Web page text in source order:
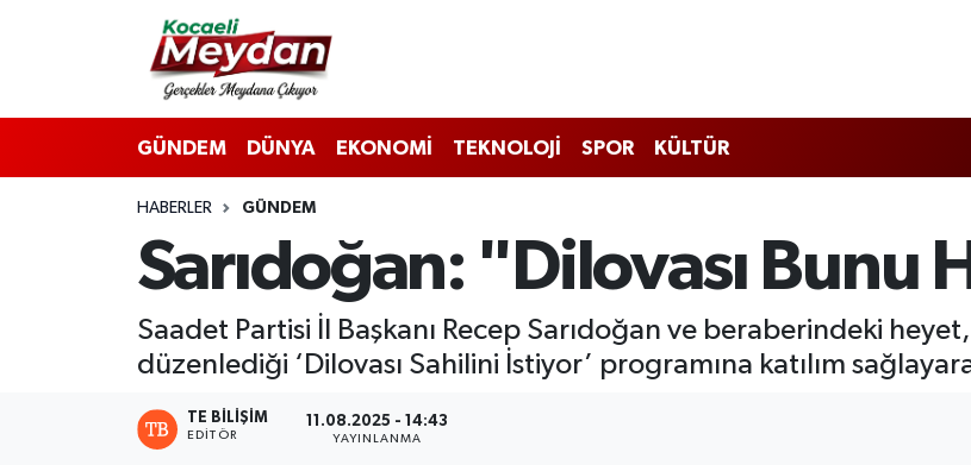
GÜNDEM DÜNYA EKONOMİ TEKNOLOJİ SPOR KÜLTÜR
HABERLER GÜNDEM
Sarıdoğan: "Dilovası Bunu
Saadet Partisi İl Başkanı Recep Sarıdoğan ve beraberindeki
düzenlediği ‘Dilovası Sahilini İstiyor’ programına katılım
TE BILIŞIM
EDITÖR
11.08.2025 - 14:43
YAYINLANMA
Nöbetçi Eczaneler
Hava Durumu
Trafik Durumu
Süper Lig Puan Durumu ve Fikstür
Tüm Manşetler
Haber Arşivi